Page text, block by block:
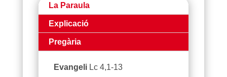
La Paraula
Explicació
Pregària
EvangeliLc 4,1-13